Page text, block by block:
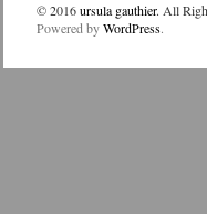
© 2016ursula gauthier. All
Powered byWordPress.